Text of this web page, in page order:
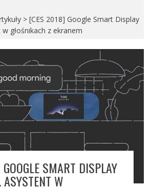
> [CES 2018] Google Smart Display
głośnikach z ekranem
SMART DISPLAY
W